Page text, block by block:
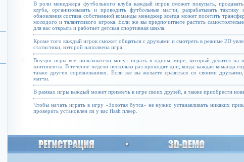
В роли менеджера футбольного клуба каждый игрок сможет покупать,
клуба, организовывать и проводить футбольные матчи, разрабатывать
обновления состава собственной команды менеджер всегда может посетить
молодого и талантливого игрока. Если же вы предпочитаете растить
для вас открыта и работает детская спортивная школа.
Кроме того каждый игрок сможет общаться с друзьями и смотреть в режиме 2D
статистики, которой наполнена игра.
Внутри игры все пользователи могут играть в одном мире, который делится на
континенты. В течение недели несколько раз проходят дни, когда каждая команда
также других соревнованиях. Если же вы желаете сразиться со своими
матчи.
В рамках игры каждый может привлечь к игре своих друзей, а также приобрести
Чтобы начать играть в игру «Золотая бутса» не нужно устанавливать никаких
проверить установлен ли у вас flash плеер.